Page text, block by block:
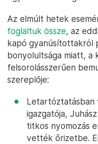
Az elmúlt hetek
foglaltuk össze, az
kapó gyanúsítottakról
bonyolultsága miatt,
felsorolásszerűen
szereplője:
Letartóztatásban
igazgatója,
titkos nyomozás
vették őrizetbe.